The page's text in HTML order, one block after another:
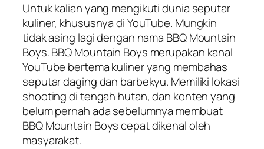
Untuk kalian yang mengikuti dunia seputar
kuliner, khususnya di YouTube. Mungkin
tidak asing lagi dengan nama BBQ Mountain
Boys. BBQ Mountain Boys merupakan kanal
YouTube bertema kuliner yang membahas
seputar daging dan barbekyu. Memiliki lokasi
shooting di tengah hutan, dan konten yang
belum pernah ada sebelumnya membuat
BBQ Mountain Boys cepat dikenal oleh
masyarakat.